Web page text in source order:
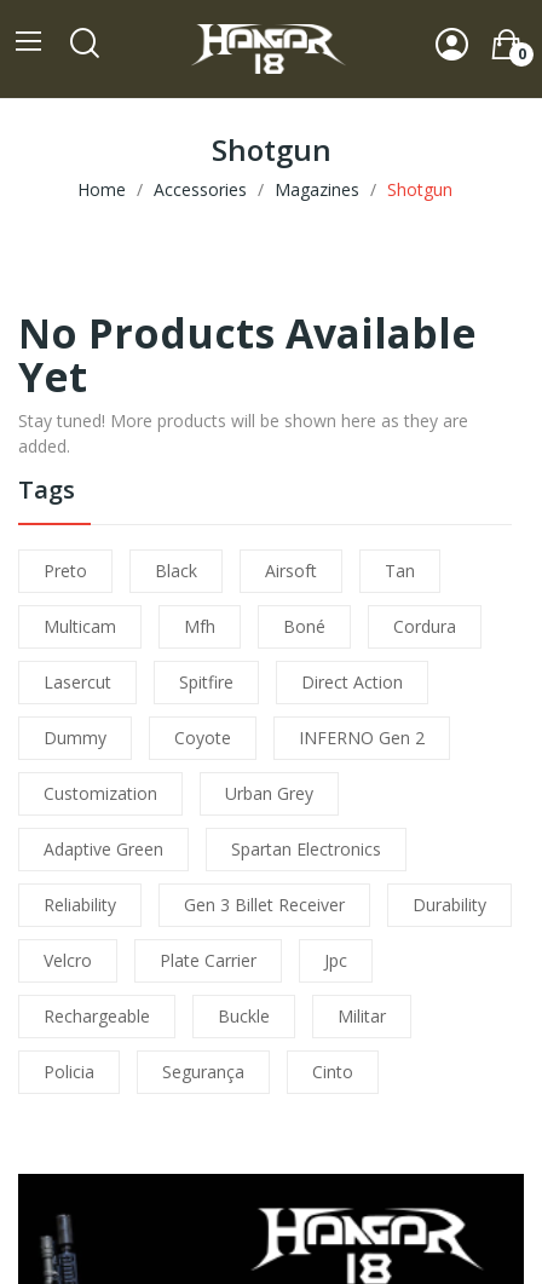
0
Shotgun
Home Accessories Magazines Shotgun
Tags
Preto Black Airsoft Tan
Multicam Mfh Boné Cordura
Lasercut Spitfire Direct Action
Dummy Coyote INFERNO Gen 2
Customization Urban Grey
Adaptive Green Spartan Electronics
Reliability Gen 3 Billet Receiver Durability
Velcro Plate Carrier Jpc
Rechargeable Buckle Militar
Policia Segurança Cinto
No Products Available
Yet
Stay tuned! More products will be shown here as they are
added.